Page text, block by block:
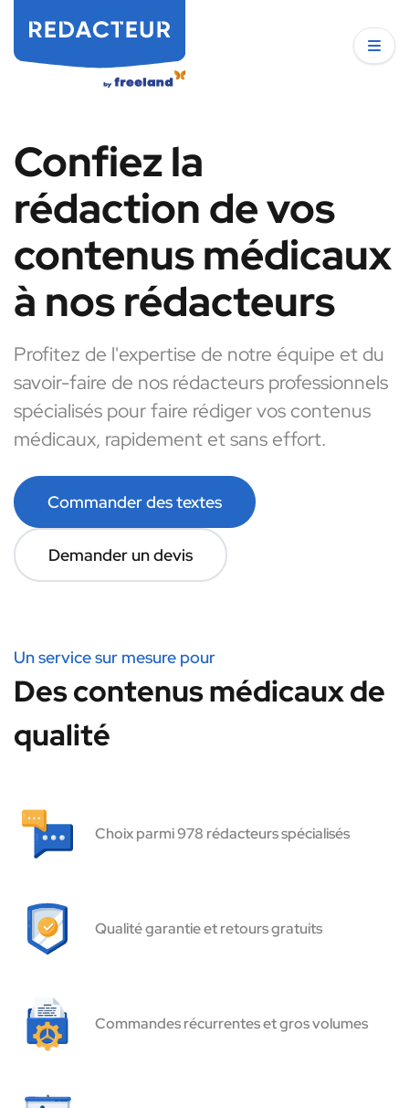
Confiez la
rédaction de vos
contenus médicaux
à nos rédacteurs
Profitez de l'expertise de notre équipe et du
savoir-faire de nos rédacteurs professionnels
spécialisés pour faire rédiger vos contenus
médicaux, rapidement et sans effort.
Commander des textes
Demander un devis
Un service sur mesure pour
Des contenus médicaux de
qualité
Choix parmi 978 rédacteurs spécialisés
Qualité garantie et retours gratuits
Commandes récurrentes et gros volumes